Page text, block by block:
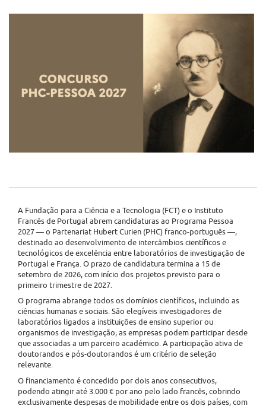
A Fundação para a Ciência e a Tecnologia (FCT) e o Instituto
Francês de Portugal abrem candidaturas ao Programa Pessoa
2027 — o Partenariat Hubert Curien (PHC) franco-português —,
destinado ao desenvolvimento de intercâmbios científicos e
tecnológicos de excelência entre laboratórios de investigação de
Portugal e França. O prazo de candidatura termina a 15 de
setembro de 2026, com início dos projetos previsto para o
primeiro trimestre de 2027.
O programa abrange todos os domínios científicos, incluindo as
ciências humanas e sociais. São elegíveis investigadores de
laboratórios ligados a instituições de ensino superior ou
organismos de investigação; as empresas podem participar desde
que associadas a um parceiro académico. A participação ativa de
doutorandos e pós-doutorandos é um critério de seleção
relevante.
O financiamento é concedido por dois anos consecutivos,
podendo atingir até 3.000 € por ano pelo lado francês, cobrindo
exclusivamente despesas de mobilidade entre os dois países, com